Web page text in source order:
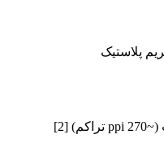
پلاستیک